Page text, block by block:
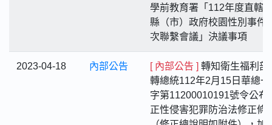
學前教育署「112年度直轄
縣（市）政府校園性別事件
次聯繫會議」決議事項
2023-04-18 內部公告 [ 內部公告 ] 轉知衛生福利部
轉總統112年2月15日華總一
字第11200010191號令公布
正性侵害犯罪防治法修正條